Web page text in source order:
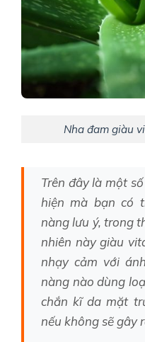
Nha đam giàu
Trên đây là một
hiện mà bạn có
nàng lưu ý, trong
nhiên này giàu
nhạy cảm với
nàng nào dùng
chắn kĩ da mặt
nếu không sẽ gây